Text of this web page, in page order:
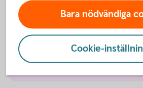
Individuell
Vårdförsäkring
Bara nödvändiga
Cookie-